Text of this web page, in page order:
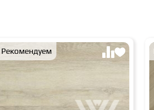
Рекомендуем